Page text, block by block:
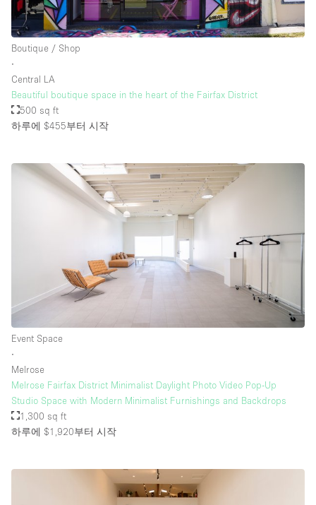
Boutique / Shop
∙
Central LA
Beautiful boutique space in the heart of the Fairfax District
500 sq ft
하루에 $455부터 시작
Event Space
∙
Melrose
Melrose Fairfax District Minimalist Daylight Photo Video Pop-Up
Studio Space with Modern Minimalist Furnishings and Backdrops
1,300 sq ft
하루에 $1,920부터 시작